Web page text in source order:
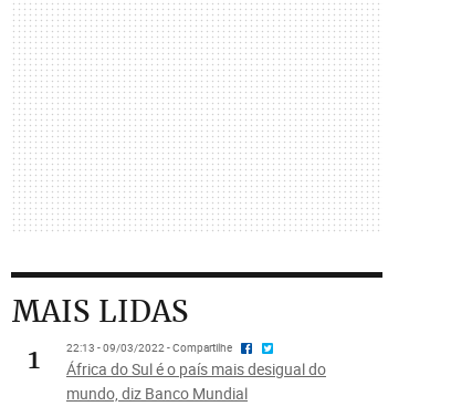
MAIS LIDAS
1
22:13 - 09/03/2022 - Compartilhe
África do Sul é o país mais desigual do
mundo, diz Banco Mundial